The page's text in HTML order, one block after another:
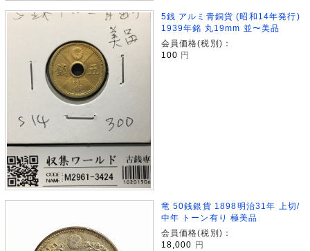
5銭 アルミ青銅貨 (昭和14年発行)
1939年銘 丸19mm 並〜美品
会員価格(税別)：
100 円
竜 50銭銀貨 1898明治31年 上切/
中年 トーン有り 極美品
会員価格(税別)：
18,000
円